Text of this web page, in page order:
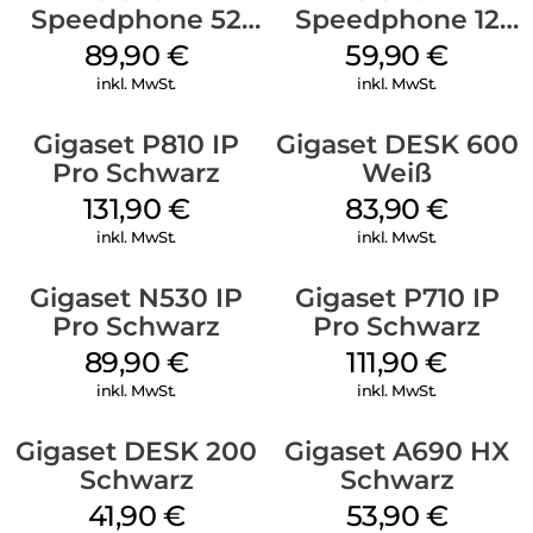
Speedphone 52
Schwarz
89,90 €
inkl. MwSt.
Speedphone 12
Weiß
59,90€
inkl. MwSt.
Gigaset P810 IP
Pro Schwarz
131,90 €
inkl. MwSt.
Gigaset DESK 600
Weiß
83,90€
inkl. MwSt.
Gigaset N530 IP
Pro Schwarz
89,90 €
inkl. MwSt.
Gigaset P710 IP
Pro Schwarz
111,90€
inkl. MwSt.
Gigaset DESK 200
Schwarz
41,90 €
Gigaset A690 HX
Schwarz
53,90 €